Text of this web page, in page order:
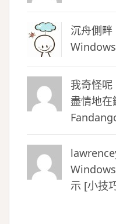
沉舟側畔
我奇怪呢
盡情地
示 [小技